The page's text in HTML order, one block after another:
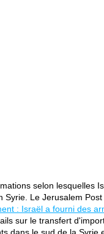
selon lesquelles
Syrie. Le Jerusalem
: Israël a fourni des
sur le transfert